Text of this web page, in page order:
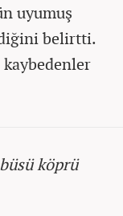
uyumuş
belirtti.
kaybedenler
köprü